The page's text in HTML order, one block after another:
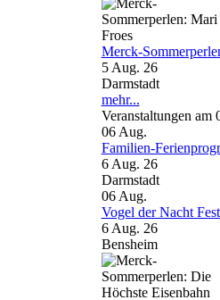
Merck-
5 Aug. 26
Darmstadt
mehr...
Veranstaltungen am
06 Aug.
Familien-
6 Aug. 26
Darmstadt
06 Aug.
Vogel der Nacht
6 Aug. 26
Bensheim